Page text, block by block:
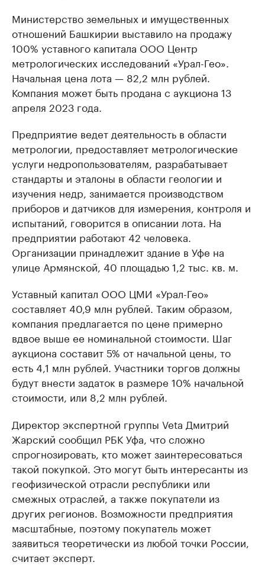
Министерство земельных и имущественных
отношений Башкирии выставило на продажу
100% уставного капитала ООО Центр
метрологических исследований «Урал-Гео».
Начальная цена лота — 82,2 млн рублей.
Компания может быть продана с аукциона 13
апреля 2023 года.
Предприятие ведет деятельность в области
метрологии, предоставляет метрологические
услуги недропользователям, разрабатывает
стандарты и эталоны в области геологии и
изучения недр, занимается производством
приборов и датчиков для измерения, контроля и
испытаний, говорится в описании лота. На
предприятии работают 42 человека.
Организации принадлежит здание в Уфе на
улице Армянской, 40 площадью 1,2 тыс. кв. м.
Уставный капитал ООО ЦМИ «Урал-Гео»
составляет 40,9 млн рублей. Таким образом,
компания предлагается по цене примерно
вдвое выше ее номинальной стоимости. Шаг
аукциона составит 5% от начальной цены, то
есть 4,1 млн рублей. Участники торгов должны
будут внести задаток в размере 10% начальной
стоимости, или 8,2 млн рублей.
Директор экспертной группы Veta Дмитрий
Жарский сообщил РБК Уфа, что сложно
спрогнозировать, кто может заинтересоваться
такой покупкой. Это могут быть интересанты из
геофизической отрасли республики или
смежных отраслей, а также покупатели из
других регионов. Возможности предприятия
масштабные, поэтому покупатель может
заявиться теоретически из любой точки России,
считает эксперт.